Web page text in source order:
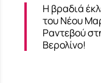
Η βραδιά
του Νέου
Ραντεβού
Βερολίνο!